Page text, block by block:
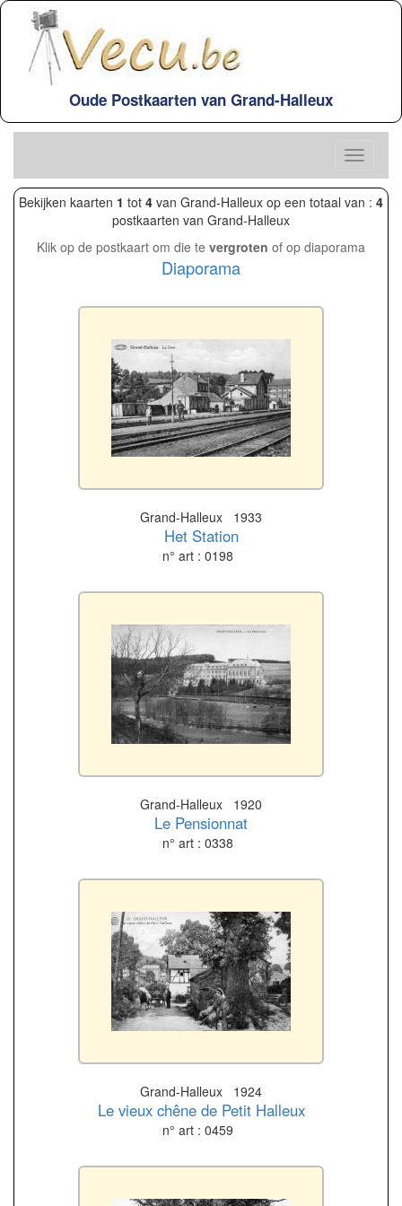
Oude Postkaarten van Grand-Halleux
Bekijken kaarten 1 tot 4 van Grand-Halleux op een totaal van : 4
postkaarten van Grand-Halleux
Klik op de postkaart om die te vergroten of op diaporama
Diaporama
Grand-Halleux 1933
Het Station
n° art : 0198
Grand-Halleux 1920
Le Pensionnat
n° art : 0338
Grand-Halleux 1924
Le vieux chêne de Petit Halleux
n° art : 0459